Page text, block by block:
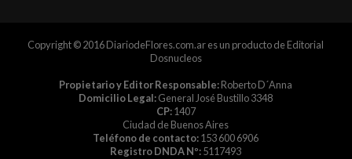
Copyright © 2016 DiariodeFlores.com.ar es un producto de Editorial
Dosnucleos
Propietario y Editor Responsable:Roberto D´Anna
Domicilio Legal:General José Bustillo 3348
CP:1407
Ciudad de Buenos Aires
Teléfono de contacto:153 600 6906
Registro DNDA Nº:5117493